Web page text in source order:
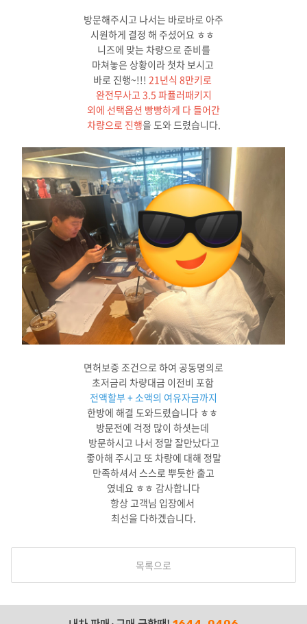
방문해주시고 나서는 바로바로 아주
시원하게 결정 해 주셨어요 ㅎㅎ
니즈에 맞는 차량으로 준비를
마쳐놓은 상황이라 첫차 보시고
바로 진행~!!! 21년식 8만키로
완전무사고 3.5 파퓰러패키지
외에 선택옵션 빵빵하게 다 들어간
차량으로 진행을 도와 드렸습니다.
면허보증 조건으로 하여 공동명의로
초저금리 차량대금 이전비 포함
전액할부 + 소액의 여유자금까지
한방에 해결 도와드렸습니다 ㅎㅎ
방문전에 걱정 많이 하셧는데
방문하시고 나서 정말 잘만났다고
좋아해 주시고 또 차량에 대해 정말
만족하셔서 스스로 뿌듯한 출고
였네요 ㅎㅎ 감사합니다
항상 고객님 입장에서
최선을 다하겠습니다.
목록으로